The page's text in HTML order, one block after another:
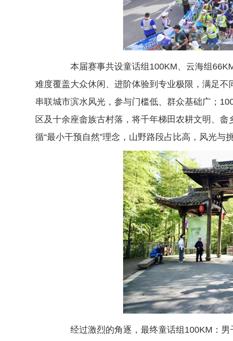
本届赛事共设童话组100KM、云海组
难度覆盖大众休闲、进阶体验到专业极限，满足
串联城市滨水风光，参与门槛低、群众基础广；
区及十余座畲族古村落，将千年梯田农耕文明、
循“最小干预自然”理念，山野路段占比高，风光与
经过激烈的角逐，最终童话组100KM：男